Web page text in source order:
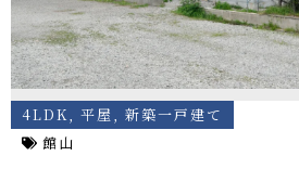
4LDK 平屋
新築一戸建て
館山